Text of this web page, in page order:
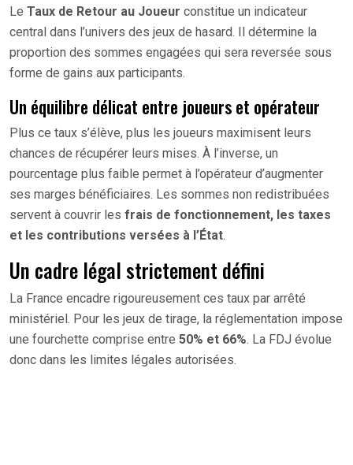
Le Taux de Retour au Joueur constitue un indicateur
central dans l’univers des jeux de hasard. Il détermine la
proportion des sommes engagées qui sera reversée sous
forme de gains aux participants.
Un équilibre délicat entre joueurs et opérateur
Plus ce taux s’élève, plus les joueurs maximisent leurs
chances de récupérer leurs mises. À l’inverse, un
pourcentage plus faible permet à l’opérateur d’augmenter
ses marges bénéficiaires. Les sommes non redistribuées
servent à couvrir les frais de fonctionnement, les taxes
et les contributions versées à l’État.
Un cadre légal strictement défini
La France encadre rigoureusement ces taux par arrêté
ministériel. Pour les jeux de tirage, la réglementation impose
une fourchette comprise entre 50% et 66%. La FDJ évolue
donc dans les limites légales autorisées.